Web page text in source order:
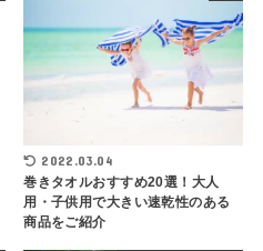
2022.03.04
巻きタオルおすすめ20選！大人
用・子供用で大きい速乾性のある
商品をご紹介